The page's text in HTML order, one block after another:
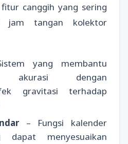
canggih yang sering
jam tangan kolektor
yang membantu
akurasi dengan
gravitasi terhadap
– Fungsi kalender
dapat menyesuaikan